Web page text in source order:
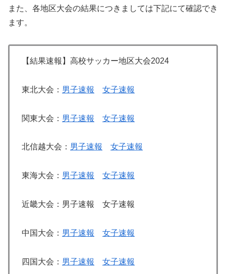
また、各地区大会の結果につきましては下記にて確認でき
ます。
【結果速報】高校サッカー地区大会2024
東北大会： 男子速報 女子速報
関東大会： 男子速報 女子速報
北信越大会： 男子速報 女子速報
東海大会： 男子速報 女子速報
近畿大会：男子速報 女子速報
中国大会： 男子速報 女子速報
四国大会： 男子速報 女子速報